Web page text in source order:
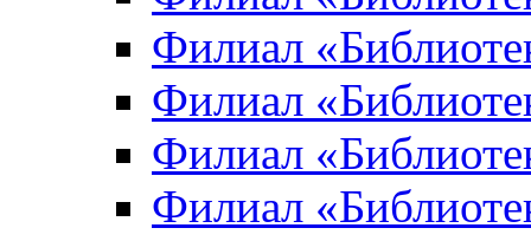
Филиал
Филиал
Филиал
Филиал